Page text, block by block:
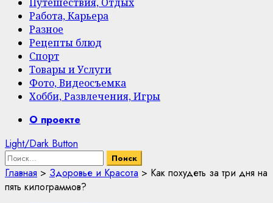
Работа, Карьера
Разное
Рецепты блюд
Спорт
Товары и Услуги
Фото, Видеосъемка
Хобби, Развлечения, Игры
PrimaryО проекте
Light/Dark Button
Найти:
Главная > Здоровье и Красота > Как похудеть за три дня на
пять килограммов?